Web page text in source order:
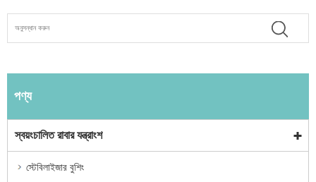
পণ্য
স্বয়ংচালিত রাবার যন্ত্রাংশ
স্টেবিলাইজার বুশিং